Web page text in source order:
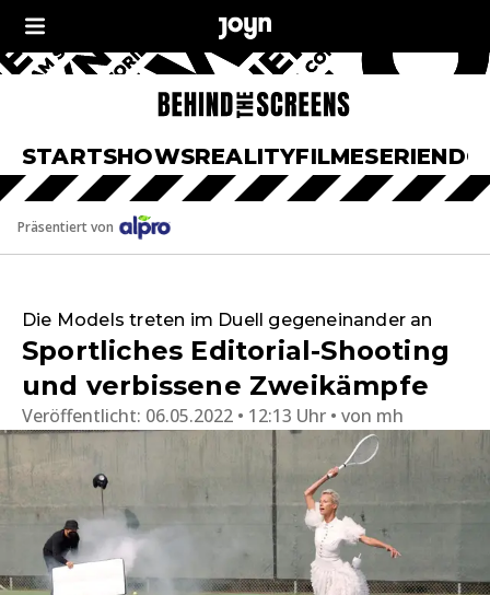
STARTSHOWSREALITYFILMESERIEN
Präsentiert von
Die Models treten im Duell gegeneinander an
Sportliches Editorial-Shooting
und verbissene Zweikämpfe
Veröffentlicht: 06.05.2022 • 12:13 Uhr von mh